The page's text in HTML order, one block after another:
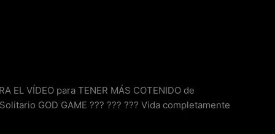
EL VÍDEO para TENER MÁS COTENIDO de
GOD GAME ??? ??? ??? Vida completamente